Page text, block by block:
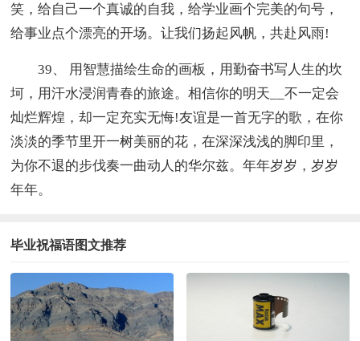
笑，给自己一个真诚的自我，给学业画个完美的句号，
给事业点个漂亮的开场。让我们扬起风帆，共赴风雨!
39、 用智慧描绘生命的画板，用勤奋书写人生的坎
坷，用汗水浸润青春的旅途。相信你的明天__不一定会
灿烂辉煌，却一定充实无悔!友谊是一首无字的歌，在你
淡淡的季节里开一树美丽的花，在深深浅浅的脚印里，
为你不退的步伐奏一曲动人的华尔兹。年年岁岁，岁岁
年年。
毕业祝福语图文推荐